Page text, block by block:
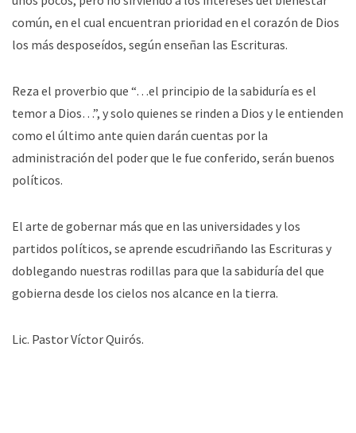
común, en el cual encuentran prioridad en el corazón de Dios
los más desposeídos, según enseñan las Escrituras.
Reza el proverbio que “…el principio de la sabiduría es el
temor a Dios…”, y solo quienes se rinden a Dios y le entienden
como el último ante quien darán cuentas por la
administración del poder que le fue conferido, serán buenos
políticos.
El arte de gobernar más que en las universidades y los
partidos políticos, se aprende escudriñando las Escrituras y
doblegando nuestras rodillas para que la sabiduría del que
gobierna desde los cielos nos alcance en la tierra.
Lic. Pastor Víctor Quirós.